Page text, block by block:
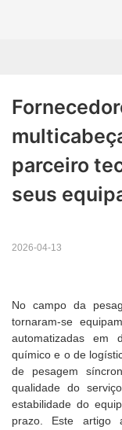
parceiro
seus
2026-04-13
No campo da
tornaram-se
automatizadas em
químico e o de
de pesagem
qualidade do
estabilidade do
prazo. Este artigo